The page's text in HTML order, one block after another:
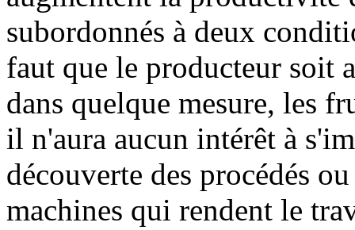
subordonnés à deux
faut que le producteur soit
dans quelque mesure, les
il n'aura aucun intérêt à
découverte des procédés
machines qui rendent le